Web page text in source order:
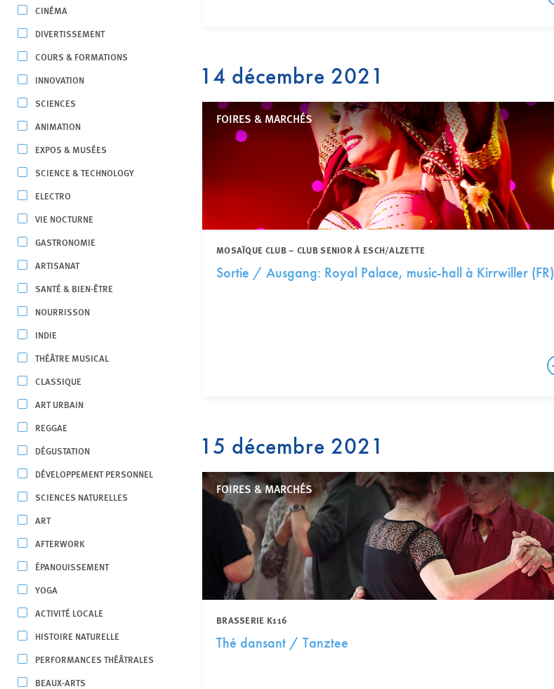
CINÉMA
DIVERTISSEMENT
COURS & FORMATIONS
INNOVATION
SCIENCES
ANIMATION
EXPOS & MUSÉES
SCIENCE & TECHNOLOGY
ELECTRO
VIE NOCTURNE
GASTRONOMIE
ARTISANAT
SANTÉ & BIEN-ÊTRE
NOURRISSON
INDIE
THÉÂTRE MUSICAL
CLASSIQUE
ART URBAIN
REGGAE
DÉGUSTATION
DÉVELOPPEMENT PERSONNEL
SCIENCES NATURELLES
ART
AFTERWORK
ÉPANOUISSEMENT
YOGA
ACTIVITÉ LOCALE
HISTOIRE NATURELLE
PERFORMANCES THÉÂTRALES
BEAUX-ARTS
14 décembre 2021
FOIRES & MARCHÉS
MOSAÏQUE CLUB – CLUB SENIOR À ESCH/ALZETTE
Sortie / Ausgang: Royal Palace, music-hall à Kirrwiller (FR)
15 décembre 2021
FOIRES & MARCHÉS
BRASSERIE K116
Thé dansant / Tanztee